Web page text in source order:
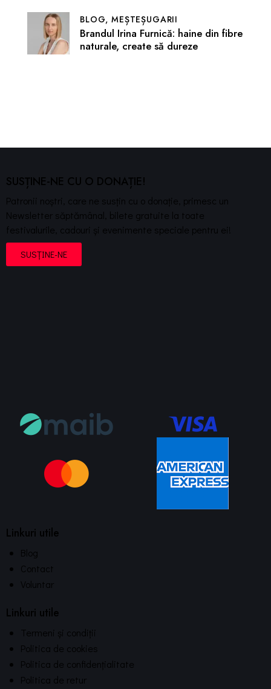
BLOG,MEȘTEȘUGARII
Brandul Irina Furnică: haine din fibre
naturale, create să dureze
SUSȚINE-NE CU O DONAȚIE!
Patronii noștri, care ne susțin cu o donație, primesc un
Newsletter săptămânal, bilete gratuite la toate
festivalurile, cadouri și evenimente speciale pentru ei!
SUSȚINE-NE
Linkuri utile
Blog
Contact
Voluntar
Linkuri utile
Termeni și condiții
Politica de cookies
Politica de confidențialitate
Politica de retur